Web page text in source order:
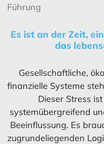
Führung
Es ist an der Zeit,
das
Gesellschaftliche,
finanzielle Systeme
Dieser Stress
systemübergreifend
Beeinflussung. Es
zugrundeliegenden